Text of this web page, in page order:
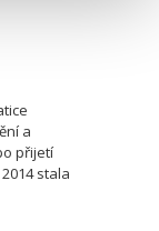
a
přijetí
stala